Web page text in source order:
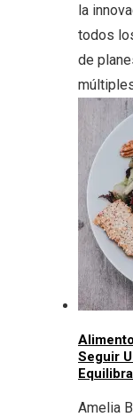
la
todos
de
Seguir
Amelia